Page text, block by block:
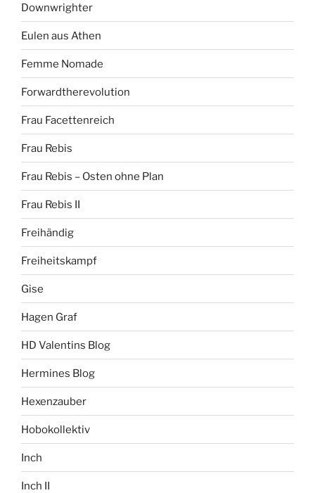
Downwrighter
Eulen aus Athen
Femme Nomade
Forwardtherevolution
Frau Facettenreich
Frau Rebis
Frau Rebis – Osten ohne Plan
Frau Rebis II
Freihändig
Freiheitskampf
Gise
Hagen Graf
HD Valentins Blog
Hermines Blog
Hexenzauber
Hobokollektiv
Inch
Inch II